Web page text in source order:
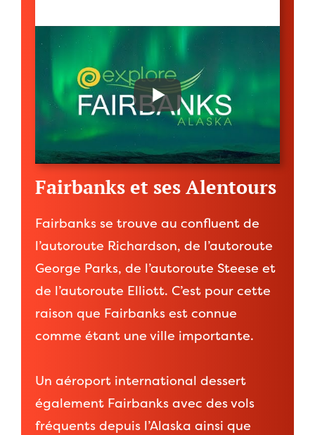
Fairbanks et ses Alentours
Fairbanks se trouve au confluent de
l’autoroute Richardson, de l’autoroute
George Parks, de l’autoroute Steese et
de l’autoroute Elliott. C’est pour cette
raison que Fairbanks est connue
comme étant une ville importante.
Un aéroport international dessert
également Fairbanks avec des vols
fréquents depuis l’Alaska ainsi que